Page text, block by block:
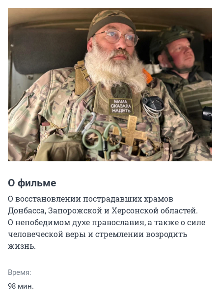
О фильме
О восстановлении пострадавших храмов
Донбасса, Запорожской и Херсонской областей.
О непобедимом духе православия, а также о силе
человеческой веры и стремлении возродить
жизнь.
Время:
98 мин.